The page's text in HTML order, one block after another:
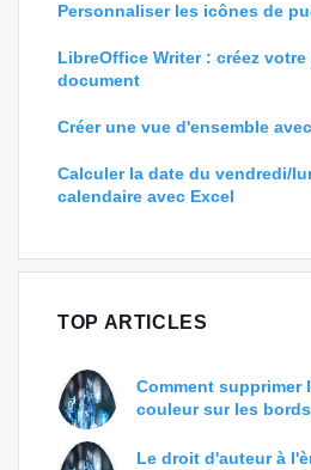
Personnaliser les icônes de
LibreOffice Writer : créez
document
Créer une vue d'ensemble
Calculer la date du vendredi/
calendaire avec Excel
TOP ARTICLES
Comment supprimer
couleur sur les
Le droit d'auteur à